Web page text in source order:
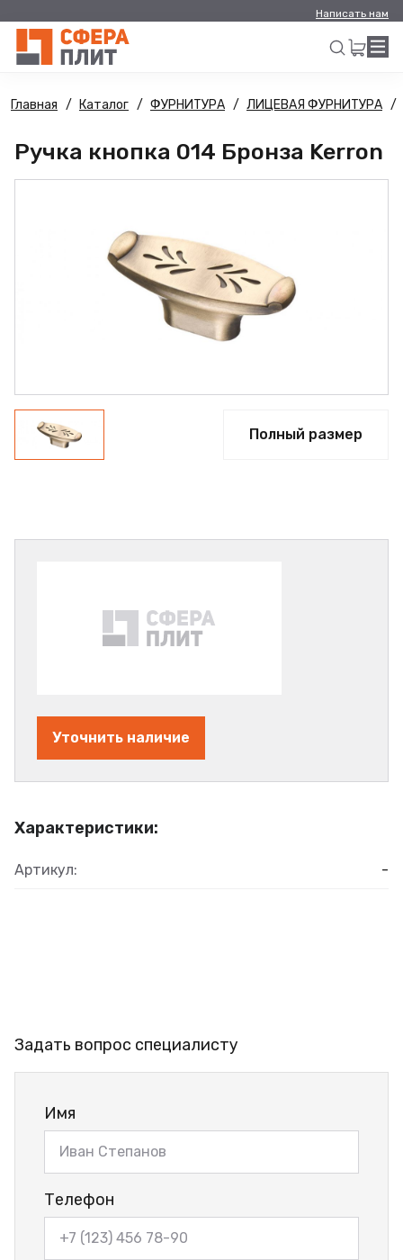
Написать нам
Искать
Главная Каталог ФУРНИТУРА ЛИЦЕВАЯ ФУРНИТУРА
Ручка кнопка 014 Бронза Kerron
Полный размер
Характеристики:
Артикул: -
Уточнить наличие
Задать вопрос специалисту
Имя
Телефон